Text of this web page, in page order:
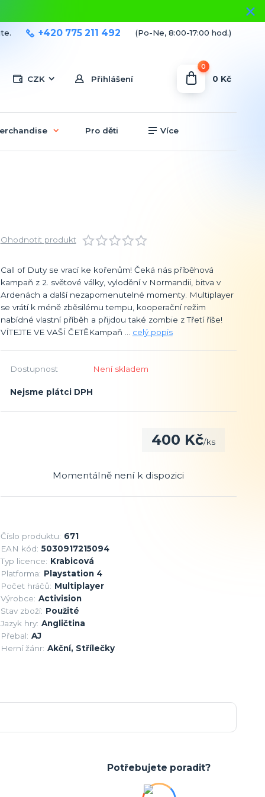
CZK Přihlášení
+420 775 211 492 (Po-Ne, 8:00-17:00 hod.)
0
0 Kč
Pro děti Více
Ohodnotit produkt
Call of Duty se vrací ke kořenům! Čeká nás příběhová
kampaň z 2. světové války, vylodění v Normandii, bitva v
Ardenách a další nezapomenutelné momenty. Multiplayer
se vrátí k méně zběsilému tempu, kooperační režim
nabídné vlastní příběh a přijdou také zombie z Třetí říše!
VÍTEJTE VE VAŠÍ ČETĚKampaň ... celý popis
Dostupnost Není skladem
Nejsme plátci DPH
400 Kč/ks
Momentálně není k dispozici
Číslo produktu: 671
EAN kód: 5030917215094
Typ licence: Krabicová
Platforma: Playstation 4
Počet hráčů: Multiplayer
Výrobce: Activision
Stav zboží: Použité
Jazyk hry: Angličtina
Přebal: AJ
Herní žánr: Akční, Střílečky
Potřebujete poradit?